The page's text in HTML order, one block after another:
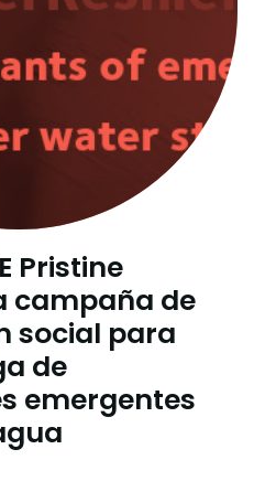
Pristine
campaña de
social para
de
emergentes